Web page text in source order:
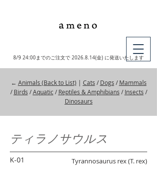
8/9 24:00までのご注文で 2026.8.14(金) に発送いたします
← Animals (Back to List) | Cats / Dogs / Mammals
/ Birds /Aquatic/ Reptiles & Amphibians / Insects /
Dinosaurs
ティラノサウルス
K-01 Tyrannosaurus rex (T. rex)